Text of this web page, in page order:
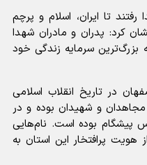
رفتند تا ایران، اسلام و پرچم
کرد: پدران و مادران شهدا
بزرگ‌ترین سرمایه زندگی خود
در تاریخ انقلاب اسلامی
و شهیدان بوده و در
پیشگام بوده است. نام‌هایی
پرافتخار این استان به